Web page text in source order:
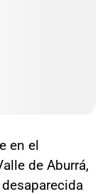
en el
de Aburrá,